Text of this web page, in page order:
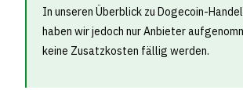
In unseren Überblick zu Dogecoin-
haben wir jedoch nur Anbieter
keine Zusatzkosten fällig werden.